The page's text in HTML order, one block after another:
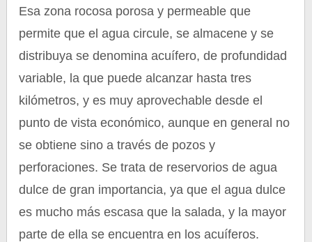
Esa zona rocosa porosa y permeable que
permite que el agua circule, se almacene y se
distribuya se denomina acuífero, de profundidad
variable, la que puede alcanzar hasta tres
kilómetros, y es muy aprovechable desde el
punto de vista económico, aunque en general no
se obtiene sino a través de pozos y
perforaciones. Se trata de reservorios de agua
dulce de gran importancia, ya que el agua dulce
es mucho más escasa que la salada, y la mayor
parte de ella se encuentra en los acuíferos.